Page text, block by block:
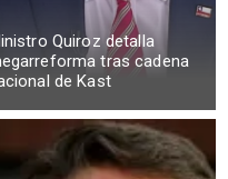
Quiroz detalla
tras cadena
de Kast